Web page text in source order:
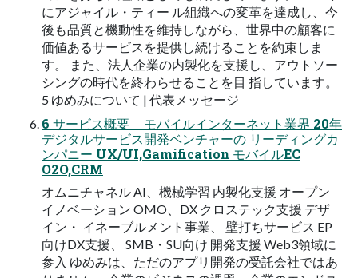
にアジャイル・ティー ル組織への変革を達成し、今
後も品質と機動性を維持しながら、世界中の顧客に
価値あるサービスを提供し続けることを約束しま
す。 また、法人企業の内製化を支援し、アウトソー
シングの時代を終わらせることを目 指しています。
5 ゆめみについて | 代表メッセージ
6 サービス概要 モバイルインターネット業界 20年
デジタルサービス開発ベンチャーの リーディングカ
ンパニー UX/UI,Gamification モバイルEC
O2O,CRM
オムニチャネル AI、機械学習 内製化支援 オープン
イノベーション OMO、DX クロステック支援 デザ
イン・ イネーブルメント事業、 壁打ちサービス EP
向けDX支援、 SMB・SU向け 開発支援 Web3領域に
参入 ゆめみは、ただのアプリ開発の受託会社ではあ